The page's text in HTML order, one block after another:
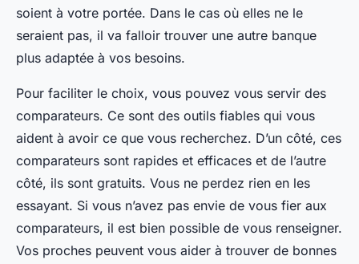
soient à votre portée. Dans le cas où elles ne le
seraient pas, il va falloir trouver une autre banque
plus adaptée à vos besoins.
Pour faciliter le choix, vous pouvez vous servir des
comparateurs. Ce sont des outils fiables qui vous
aident à avoir ce que vous recherchez. D’un côté, ces
comparateurs sont rapides et efficaces et de l’autre
côté, ils sont gratuits. Vous ne perdez rien en les
essayant. Si vous n’avez pas envie de vous fier aux
comparateurs, il est bien possible de vous renseigner.
Vos proches peuvent vous aider à trouver de bonnes